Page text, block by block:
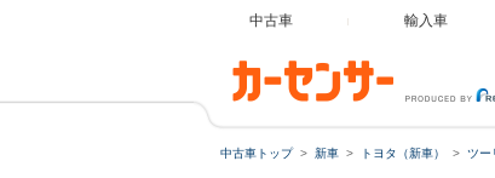
中古車 輸入車
中古車トップ 新車 トヨタ（新車） ツー